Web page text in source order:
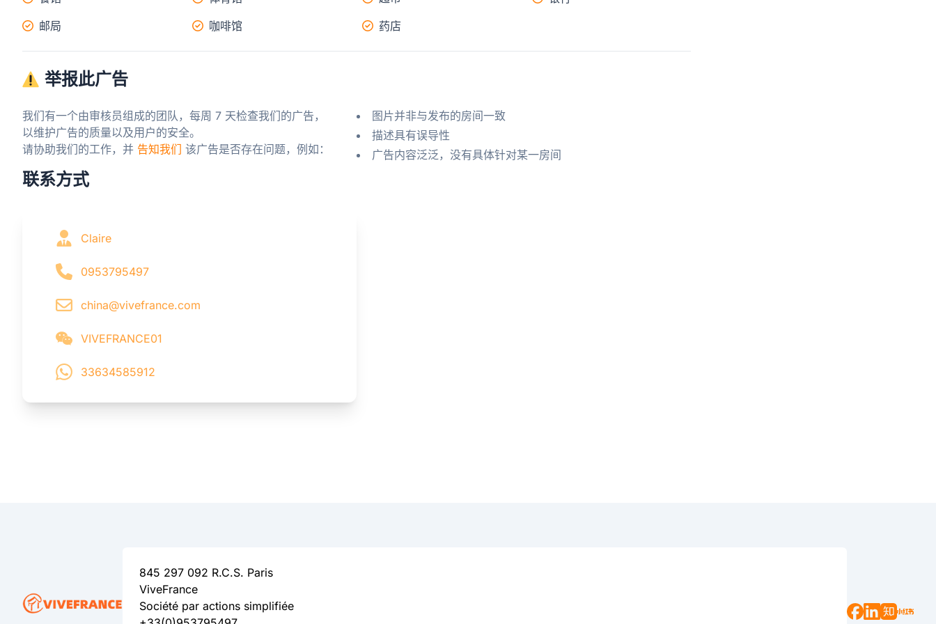
邮局
咖啡馆 药店
举报此广告
我们有一个由审核员组成的团队，每周 7 天检查我们的广告，
以维护广告的质量以及用户的安全。
请协助我们的工作，并 告知我们 该广告是否存在问题，例如：
图片并非与发布的房间一致
描述具有误导性
广告内容泛泛，没有具体针对某一房间
联系方式
Claire
0953795497
china@vivefrance.com
VIVEFRANCE01
33634585912
845 297 092 R.C.S. Paris
ViveFrance
Société par actions simplifiée